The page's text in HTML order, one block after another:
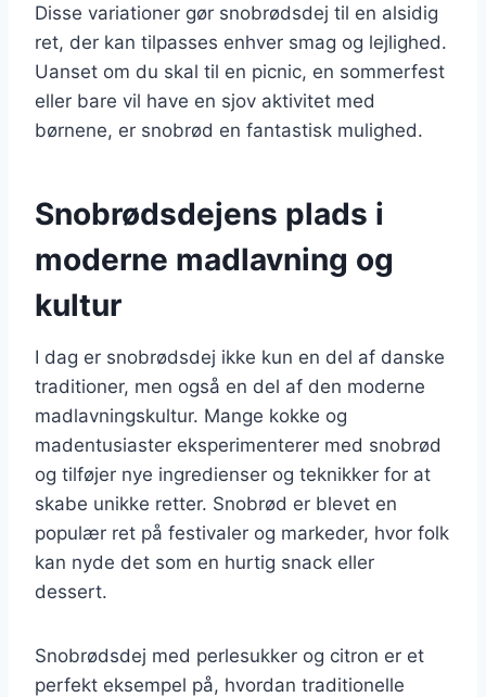
Disse variationer gør snobrødsdej til en alsidig
ret, der kan tilpasses enhver smag og lejlighed.
Uanset om du skal til en picnic, en sommerfest
eller bare vil have en sjov aktivitet med
børnene, er snobrød en fantastisk mulighed.
Snobrødsdejens plads i
moderne madlavning og
kultur
I dag er snobrødsdej ikke kun en del af danske
traditioner, men også en del af den moderne
madlavningskultur. Mange kokke og
madentusiaster eksperimenterer med snobrød
og tilføjer nye ingredienser og teknikker for at
skabe unikke retter. Snobrød er blevet en
populær ret på festivaler og markeder, hvor folk
kan nyde det som en hurtig snack eller
dessert.
Snobrødsdej med perlesukker og citron er et
perfekt eksempel på, hvordan traditionelle